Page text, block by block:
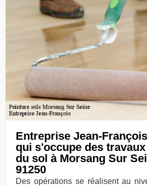
Entreprise Jean-
qui s'occupe des
du sol à Morsang Sur
91250
Des opérations se réalisent au